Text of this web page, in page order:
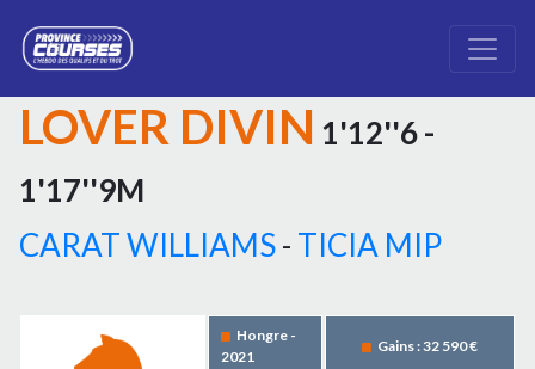
LOVER DIVIN 1'12''6 -
1'17''9M
CARAT WILLIAMS- TICIA MIP
Hongre -
2021
Gains : 32 590 €